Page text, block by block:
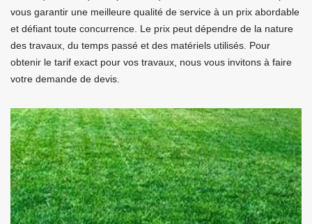
vous garantir une meilleure qualité de service à un prix abordable
et défiant toute concurrence. Le prix peut dépendre de la nature
des travaux, du temps passé et des matériels utilisés. Pour
obtenir le tarif exact pour vos travaux, nous vous invitons à faire
votre demande de devis.